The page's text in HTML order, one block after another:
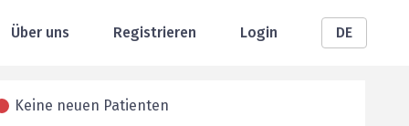
Über uns Registrieren Login DE
Keine neuen Patienten